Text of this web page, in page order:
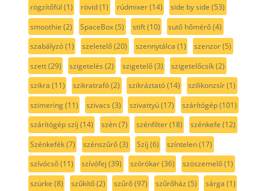
rögzítőfül (1) rövid(1) rúdmixer(14) side by side (53)
smoothie (2) SpaceBox(5) stift(10) sutő hőmérő(4)
szabályzó(1) szeletelő(20) szennytálca (1) szenzor(5)
szett(29) szigetelés (2) szigetelő(3) szigetelőcsík(2)
szikra (11) szikratrafó(2) szikráztató(14) szilikonzsír(1)
szimering(11) szivacs (3) szivattyú(17) szárítógép(101)
szárítógép szíj (14) szén(7) szénfilter(18) szénkefe (12)
Szénkefék(7) szénszűrő(3) Szíj (6) színtelen(17)
szívócső(11) szívófej (39) szórókar(36) szöszemelő(1)
szürke (8) szűkítő(2) szűrő(97) szűrőház (5) sárga (1)